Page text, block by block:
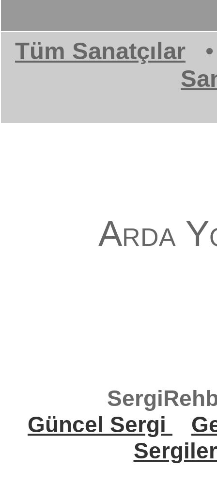
Tüm Sanatçılar
Arda
Güncel Sergi